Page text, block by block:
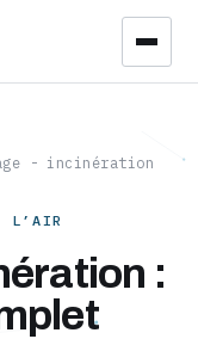
- incinération
L’AIR
: